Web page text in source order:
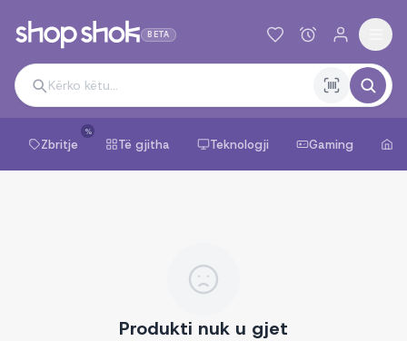
BETA
Zbritje
%
Të gjitha Teknologji Gaming
Produkti nuk u gjet